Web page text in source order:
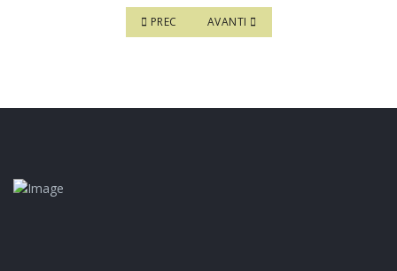
ARTICOLO PRECEDENTE: CORSO DI GELATERIA
PREC ARTICOLO SUCCESSIVO: CORSO DI
AVANTI